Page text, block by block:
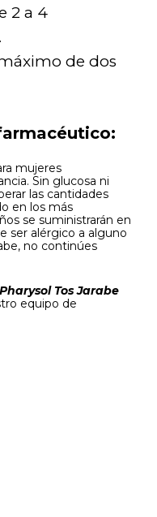
2 a 4
de dos
mujeres
Sin glucosa ni
las cantidades
en los más
se suministrarán en
ser alérgico a alguno
no continúes
Pharysol Tos Jarabe
equipo de